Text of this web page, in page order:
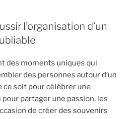
l’organisation d’un
des moments uniques qui
des personnes autour d’un
ce soit pour célébrer une
partager une passion, les
de créer des souvenirs